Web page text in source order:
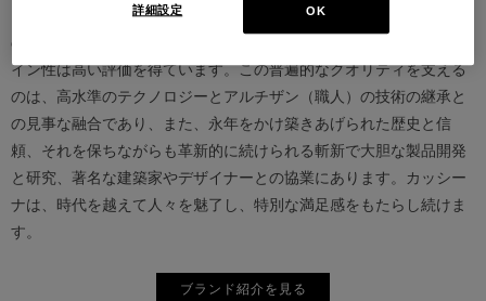
モダンファーニチャーの分野へと転身、その後多くの製品が世界中
の最も重要な美術館にコレクションされるなど、その完成度とデザ
イン性は高い評価を得ています。この普遍的なクオリティを支える
のは、高水準のテクノロジーとアルチザン（職人）の技術の継承と
の見事な融合であり、また、永年をかけ築きあげられた歴史と信
頼、それを保ちながらも革新的に続けられる斬新で大胆な製品開発
と研究、著名な建築家やデザイナーとの協業にあります。カッシー
ナは、時代を越えて人々を魅了し、特別な満足感をもたらし続けま
す。
ブランド紹介を見る
OK
詳細設定